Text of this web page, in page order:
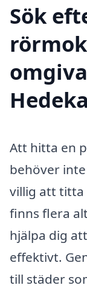
Sök
Att hitta en
behöver
villig att titta
finns flera
hjälpa dig
effektivt.
till städer